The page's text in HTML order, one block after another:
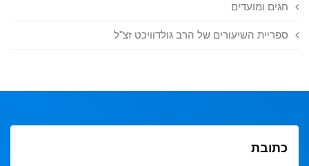
חגים ומועדים
ספריית השיעורים של הרב גולדוויכט זצ"ל
כתובת